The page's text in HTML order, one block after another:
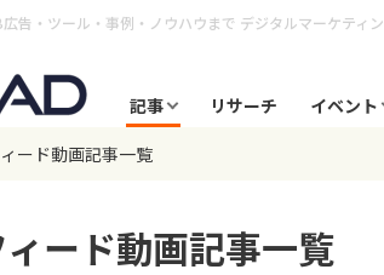
広告・ツール・事例・ノウハウまで デジタルマーケティ
記事 リサーチ イベント
ード動画記事一覧
ード動画記事一覧